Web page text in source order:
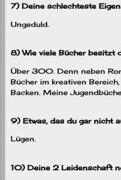
7) Deine schlechteste
Ungeduld.
8) Wie viele Bücher besitzt
Über 300. Denn neben
Bücher im kreativen
Backen. Meine
9) Etwas, das du gar nicht
Lügen.
10) Deine 2 Leidenschaft